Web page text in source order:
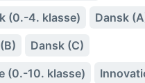
(0.-4. klasse)
Dansk
Dansk (C)
(0.-10. klasse)